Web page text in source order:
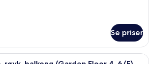
Se priser
Rom – superior, ikke-røyk, balkong